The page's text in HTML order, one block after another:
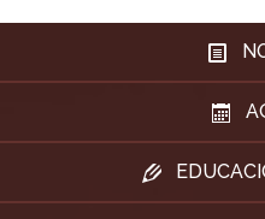
Última semana
Último mes